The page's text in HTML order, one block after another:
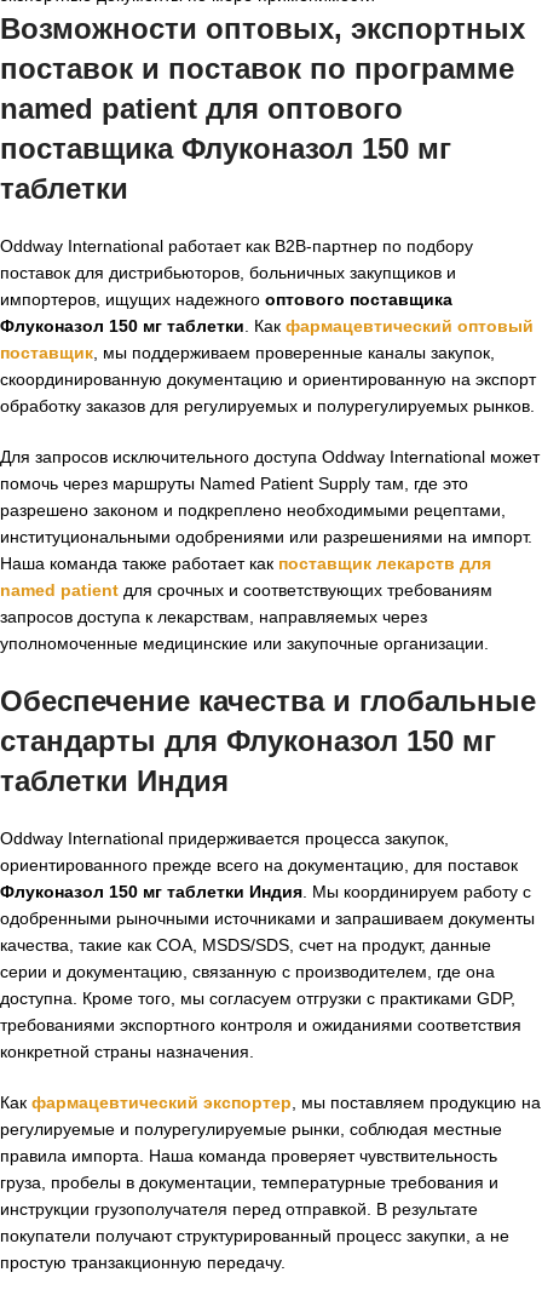
Возможности оптовых, экспортных
поставок и поставок по программе
named patient для оптового
поставщика Флуконазол 150 мг
таблетки
Oddway International работает как B2B-партнер по подбору
поставок для дистрибьюторов, больничных закупщиков и
импортеров, ищущих надежного оптового поставщика
Флуконазол 150 мг таблетки . Как фармацевтический оптовый
поставщик , мы поддерживаем проверенные каналы закупок,
скоординированную документацию и ориентированную на экспорт
обработку заказов для регулируемых и полурегулируемых рынков.
Для запросов исключительного доступа Oddway International может
помочь через маршруты Named Patient Supply там, где это
разрешено законом и подкреплено необходимыми рецептами,
институциональными одобрениями или разрешениями на импорт.
Наша команда также работает как поставщик лекарств для
named patient для срочных и соответствующих требованиям
запросов доступа к лекарствам, направляемых через
уполномоченные медицинские или закупочные организации.
Обеспечение качества и глобальные
стандарты для Флуконазол 150 мг
таблетки Индия
Oddway International придерживается процесса закупок,
ориентированного прежде всего на документацию, для поставок
Флуконазол 150 мг таблетки Индия . Мы координируем работу с
одобренными рыночными источниками и запрашиваем документы
качества, такие как COA, MSDS/SDS, счет на продукт, данные
серии и документацию, связанную с производителем, где она
доступна. Кроме того, мы согласуем отгрузки с практиками GDP,
требованиями экспортного контроля и ожиданиями соответствия
конкретной страны назначения.
Как фармацевтический экспортер , мы поставляем продукцию на
регулируемые и полурегулируемые рынки, соблюдая местные
правила импорта. Наша команда проверяет чувствительность
груза, пробелы в документации, температурные требования и
инструкции грузополучателя перед отправкой. В результате
покупатели получают структурированный процесс закупки, а не
простую транзакционную передачу.